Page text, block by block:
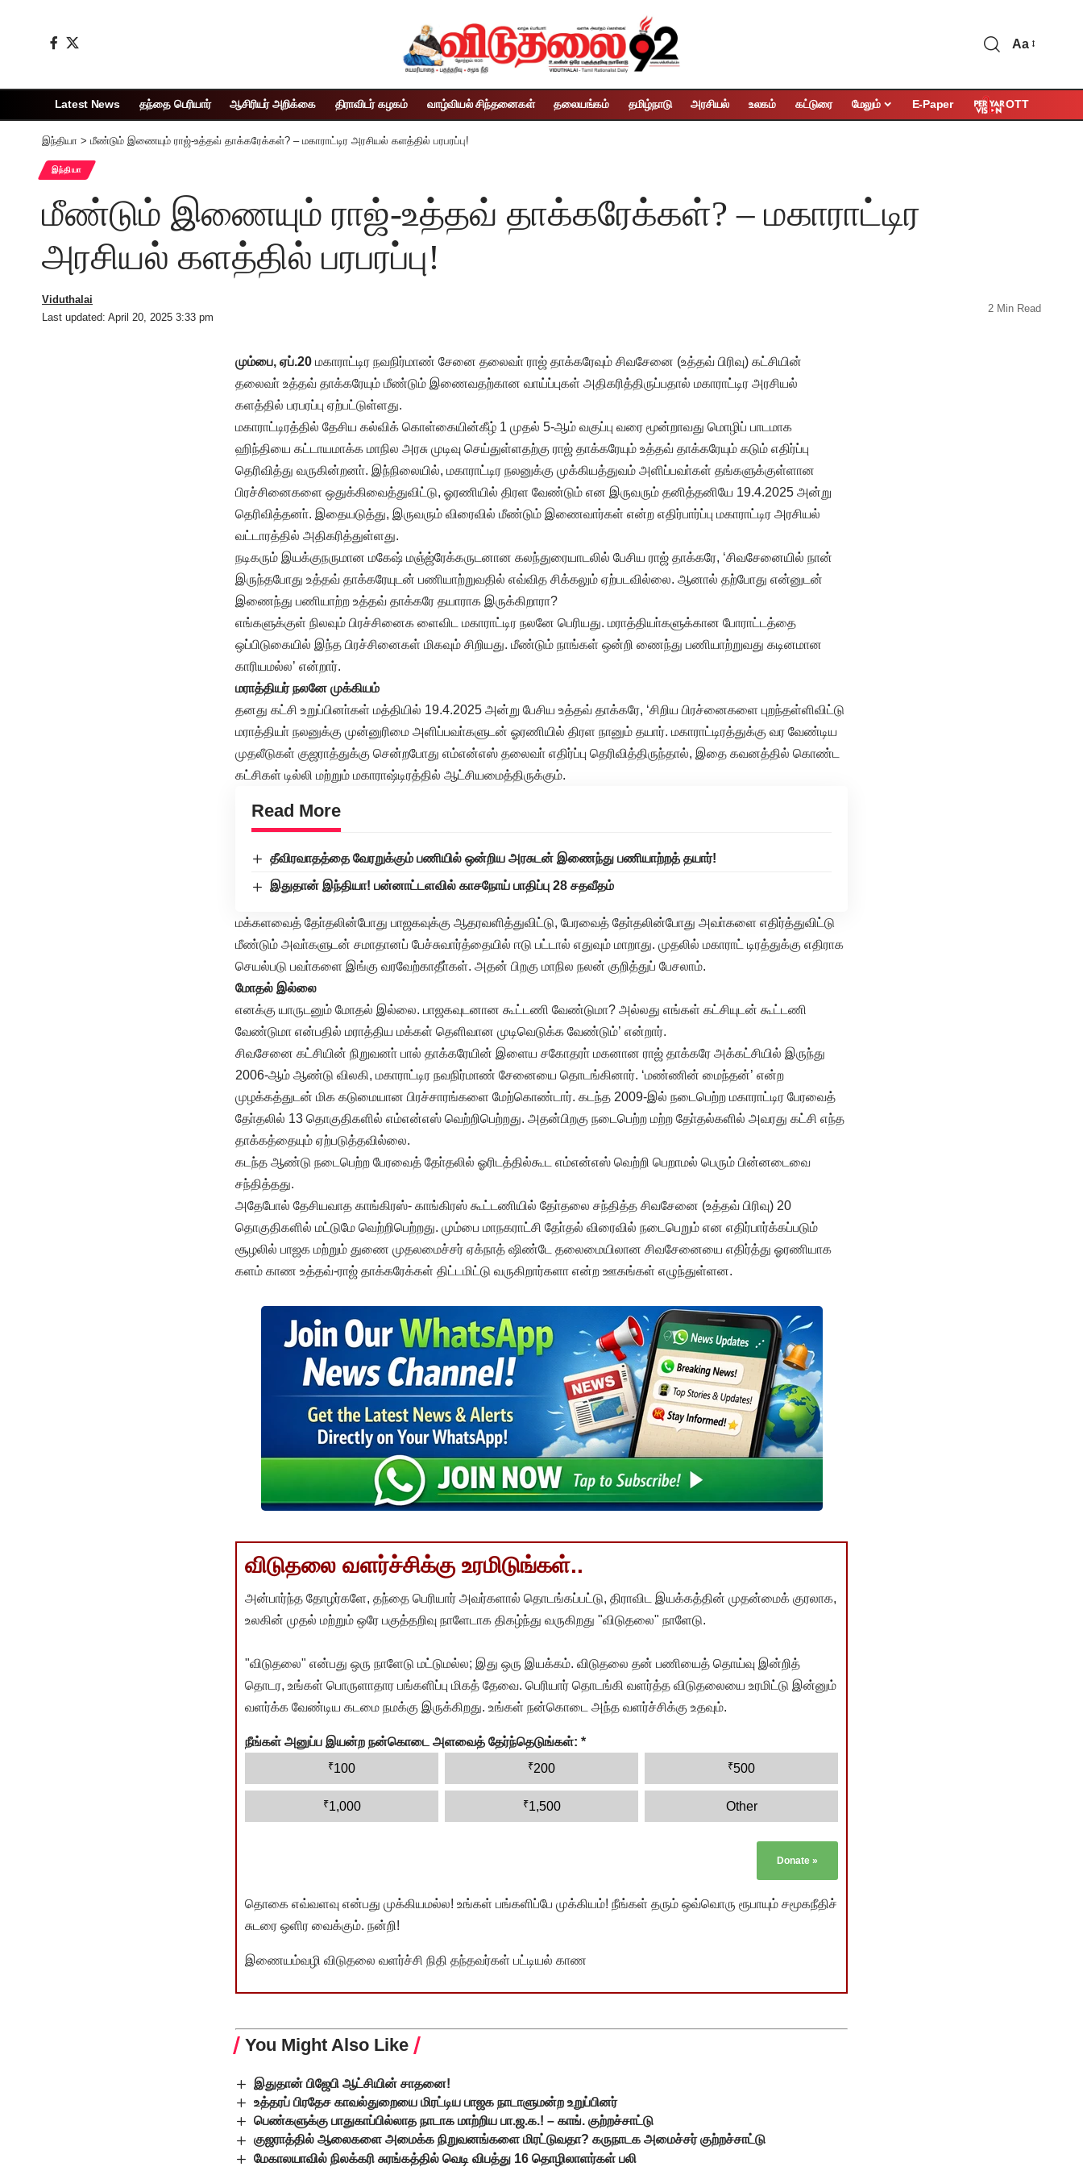
Aa
Latest News தந்தை பெரியார் ஆசிரியர் அறிக்கை திராவிடர் கழகம் வாழ்வியல் சிந்தனைகள் தலையங்கம் தமிழ்நாடு அரசியல் உலகம் கட்டுரை மேலும் E-Paper OTT
இந்தியா > மீண்டும் இணையும் ராஜ்-உத்தவ் தாக்கரேக்கள்? – மகாராட்டிர அரசியல் களத்தில் பரபரப்பு!
இந்தியா
மீண்டும் இணையும் ராஜ்-உத்தவ் தாக்கரேக்கள்? – மகாராட்டிர
அரசியல் களத்தில் பரபரப்பு!
Last updated: April 20, 2025 3:33 pm
Viduthalai
2 Min Read
மும்பை, ஏப்.20 மகாராட்டிர நவநிர்மாண் சேனை தலைவா் ராஜ் தாக்கரேவும் சிவசேனை (உத்தவ் பிரிவு) கட்சியின்
தலைவா் உத்தவ் தாக்கரேயும் மீண்டும் இணைவதற்கான வாய்ப்புகள் அதிகரித்திருப்பதால் மகாராட்டிர அரசியல்
களத்தில் பரபரப்பு ஏற்பட்டுள்ளது.
மகாராட்டிரத்தில் தேசிய கல்விக் கொள்கையின்கீழ் 1 முதல் 5-ஆம் வகுப்பு வரை மூன்றாவது மொழிப் பாடமாக
ஹிந்தியை கட்டாயமாக்க மாநில அரசு முடிவு செய்துள்ளதற்கு ராஜ் தாக்கரேயும் உத்தவ் தாக்கரேயும் கடும் எதிர்ப்பு
தெரிவித்து வருகின்றனா். இந்நிலையில், மகாராட்டிர நலனுக்கு முக்கியத்துவம் அளிப்பவா்கள் தங்களுக்குள்ளான
பிரச்சினைகளை ஒதுக்கிவைத்துவிட்டு, ஓரணியில் திரள வேண்டும் என இருவரும் தனித்தனியே 19.4.2025 அன்று
தெரிவித்தனா். இதையடுத்து, இருவரும் விரைவில் மீண்டும் இணைவார்கள் என்ற எதிர்பார்ப்பு மகாராட்டிர அரசியல்
வட்டாரத்தில் அதிகரித்துள்ளது.
நடிகரும் இயக்குநருமான மகேஷ் மஞ்ஜ்ரேக்கருடனான கலந்துரையாடலில் பேசிய ராஜ் தாக்கரே, ‘சிவசேனையில் நான்
இருந்தபோது உத்தவ் தாக்கரேயுடன் பணியாற்றுவதில் எவ்வித சிக்கலும் ஏற்படவில்லை. ஆனால் தற்போது என்னுடன்
இணைந்து பணியாற்ற உத்தவ் தாக்கரே தயாராக இருக்கிறாரா?
எங்களுக்குள் நிலவும் பிரச்சினைக ளைவிட மகாராட்டிர நலனே பெரியது. மராத்தியா்களுக்கான போராட்டத்தை
ஒப்பிடுகையில் இந்த பிரச்சினைகள் மிகவும் சிறியது. மீண்டும் நாங்கள் ஒன்றி ணைந்து பணியாற்றுவது கடினமான
காரியமல்ல’ என்றார்.
மராத்தியர் நலனே முக்கியம்
தனது கட்சி உறுப்பினா்கள் மத்தியில் 19.4.2025 அன்று பேசிய உத்தவ் தாக்கரே, ‘சிறிய பிரச்னைகளை புறந்தள்ளிவிட்டு
மராத்தியா் நலனுக்கு முன்னுரிமை அளிப்பவா்களுடன் ஓரணியில் திரள நானும் தயார். மகாராட்டிரத்துக்கு வர வேண்டிய
முதலீடுகள் குஜராத்துக்கு சென்றபோது எம்என்எஸ் தலைவா் எதிர்ப்பு தெரிவித்திருந்தால், இதை கவனத்தில் கொண்ட
கட்சிகள் டில்லி மற்றும் மகாராஷ்டிரத்தில் ஆட்சியமைத்திருக்கும்.
Read More
தீவிரவாதத்தை வேரறுக்கும் பணியில் ஒன்றிய அரசுடன் இணைந்து பணியாற்றத் தயார்!
இதுதான் இந்தியா! பன்னாட்டளவில் காசநோய் பாதிப்பு 28 சதவீதம்
மக்களவைத் தோ்தலின்போது பாஜகவுக்கு ஆதரவளித்துவிட்டு, பேரவைத் தோ்தலின்போது அவா்களை எதிர்த்துவிட்டு
மீண்டும் அவா்களுடன் சமாதானப் பேச்சுவார்த்தையில் ஈடு பட்டால் எதுவும் மாறாது. முதலில் மகாராட் டிரத்துக்கு எதிராக
செயல்படு பவா்களை இங்கு வரவேற்காதீா்கள். அதன் பிறகு மாநில நலன் குறித்துப் பேசலாம்.
மோதல் இல்லை
எனக்கு யாருடனும் மோதல் இல்லை. பாஜகவுடனான கூட்டணி வேண்டுமா? அல்லது எங்கள் கட்சியுடன் கூட்டணி
வேண்டுமா என்பதில் மராத்திய மக்கள் தெளிவான முடிவெடுக்க வேண்டும்’ என்றார்.
சிவசேனை கட்சியின் நிறுவனா் பால் தாக்கரேயின் இளைய சகோதரா் மகனான ராஜ் தாக்கரே அக்கட்சியில் இருந்து
2006-ஆம் ஆண்டு விலகி, மகாராட்டிர நவநிர்மாண் சேனையை தொடங்கினார். ‘மண்ணின் மைந்தன்’ என்ற
முழக்கத்துடன் மிக கடுமையான பிரச்சாரங்களை மேற்கொண்டார். கடந்த 2009-இல் நடைபெற்ற மகாராட்டிர பேரவைத்
தோ்தலில் 13 தொகுதிகளில் எம்என்எஸ் வெற்றிபெற்றது. அதன்பிறகு நடைபெற்ற மற்ற தோ்தல்களில் அவரது கட்சி எந்த
தாக்கத்தையும் ஏற்படுத்தவில்லை.
கடந்த ஆண்டு நடைபெற்ற பேரவைத் தோ்தலில் ஓரிடத்தில்கூட எம்என்எஸ் வெற்றி பெறாமல் பெரும் பின்னடைவை
சந்தித்தது.
அதேபோல் தேசியவாத காங்கிரஸ்- காங்கிரஸ் கூட்டணியில் தோ்தலை சந்தித்த சிவசேனை (உத்தவ் பிரிவு) 20
தொகுதிகளில் மட்டுமே வெற்றிபெற்றது. மும்பை மாநகராட்சி தோ்தல் விரைவில் நடைபெறும் என எதிர்பார்க்கப்படும்
சூழலில் பாஜக மற்றும் துணை முதலமைச்சர் ஏக்நாத் ஷிண்டே தலைமையிலான சிவசேனையை எதிர்த்து ஓரணியாக
களம் காண உத்தவ்-ராஜ் தாக்கரேக்கள் திட்டமிட்டு வருகிறார்களா என்ற ஊகங்கள் எழுந்துள்ளன.
விடுதலை வளர்ச்சிக்கு உரமிடுங்கள்..
அன்பார்ந்த தோழர்களே, தந்தை பெரியார் அவர்களால் தொடங்கப்பட்டு, திராவிட இயக்கத்தின் முதன்மைக் குரலாக,
உலகின் முதல் மற்றும் ஒரே பகுத்தறிவு நாளேடாக திகழ்ந்து வருகிறது "விடுதலை" நாளேடு.
"விடுதலை" என்பது ஒரு நாளேடு மட்டுமல்ல; இது ஒரு இயக்கம். விடுதலை தன் பணியைத் தொய்வு இன்றித்
தொடர, உங்கள் பொருளாதார பங்களிப்பு மிகத் தேவை. பெரியார் தொடங்கி வளர்த்த விடுதலையை உரமிட்டு இன்னும்
வளர்க்க வேண்டிய கடமை நமக்கு இருக்கிறது. உங்கள் நன்கொடை அந்த வளர்ச்சிக்கு உதவும்.
நீங்கள் அனுப்ப இயன்ற நன்கொடை அளவைத் தேர்ந்தெடுங்கள்: *
₹100 ₹200 ₹500
₹1,000 ₹1,500 Other
Donate »
தொகை எவ்வளவு என்பது முக்கியமல்ல! உங்கள் பங்களிப்பே முக்கியம்! நீங்கள் தரும் ஒவ்வொரு ரூபாயும் சமூகநீதிச்
சுடரை ஒளிர வைக்கும். நன்றி!
இணையம்வழி விடுதலை வளர்ச்சி நிதி தந்தவர்கள் பட்டியல் காண
You Might Also Like
இதுதான் பிஜேபி ஆட்சியின் சாதனை!
உத்தரப் பிரதேச காவல்துறையை மிரட்டிய பாஜக நாடாளுமன்ற உறுப்பினர்
பெண்களுக்கு பாதுகாப்பில்லாத நாடாக மாற்றிய பா.ஜ.க.! – காங். குற்றச்சாட்டு
குஜராத்தில் ஆலைகளை அமைக்க நிறுவனங்களை மிரட்டுவதா? கருநாடக அமைச்சர் குற்றச்சாட்டு
மேகாலயாவில் நிலக்கரி சுரங்கத்தில் வெடி விபத்து 16 தொழிலாளர்கள் பலி